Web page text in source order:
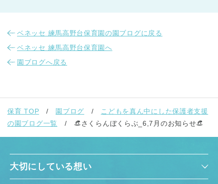
ベネッセ 練馬高野台保育園の園ブログに戻る
ベネッセ 練馬高野台保育園へ
園ブログへ戻る
保育 TOP 園ブログ
こどもを真ん中にした保護者支援
の園ブログ一覧
👒さくらんぼくらぶ_6,7月のお知らせ👒
大切にしている想い